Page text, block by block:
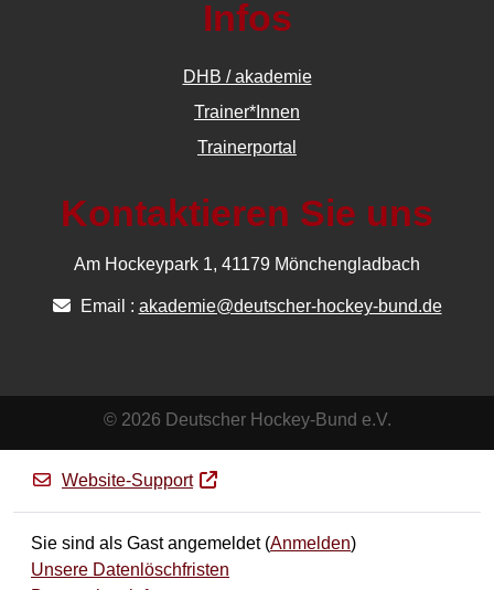
Infos
DHB / akademie
Trainer*Innen
Trainerportal
Kontaktieren Sie uns
Am Hockeypark 1, 41179 Mönchengladbach
Email : akademie@deutscher-hockey-bund.de
© 2026 Deutscher Hockey-Bund e.V.
Website-Support
Sie sind als Gast angemeldet (Anmelden)
Unsere Datenlöschfristen